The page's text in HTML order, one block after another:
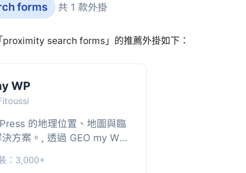
forms 共 1 款外掛
proximity search forms」的推薦外掛如下：
WP
的地理位置、地圖與臨
方案。, 透過 GEO my WP
提供的強大功能，你可以
：3,000+